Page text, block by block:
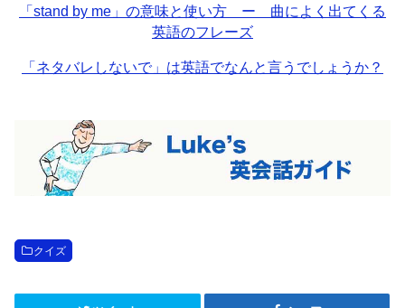
「stand by me」の意味と使い方 ー 曲によく出てくる
英語のフレーズ
「ネタバレしないで」は英語でなんと言うでしょうか？
クイズ